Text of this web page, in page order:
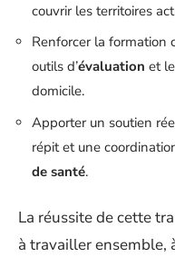
couvrir les territoires
Renforcer la formation
outils d’évaluation et
domicile.
Apporter un soutien
répit et une
de santé.
La réussite de cette
à travailler ensemble,